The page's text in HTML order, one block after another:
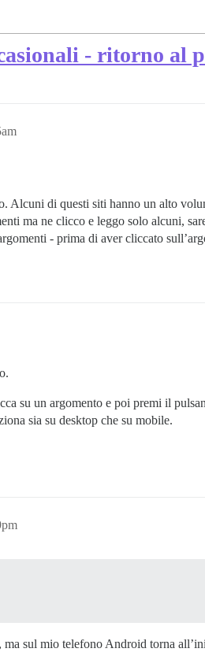
- ritorno al
Alcuni di questi siti hanno un alto
ma ne clicco e leggo solo alcuni,
- prima di aver cliccato
su un argomento e poi premi il
sia su desktop che su mobile.
sul mio telefono Android torna